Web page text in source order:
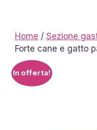
Home / Sezione
Forte cane e gatto
In offerta!